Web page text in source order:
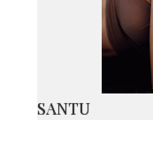
SANTU